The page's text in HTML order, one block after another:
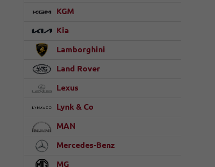
KGM
Kia
Lamborghini
Land Rover
Lexus
Lynk & Co
MAN
Mercedes-Benz
MG